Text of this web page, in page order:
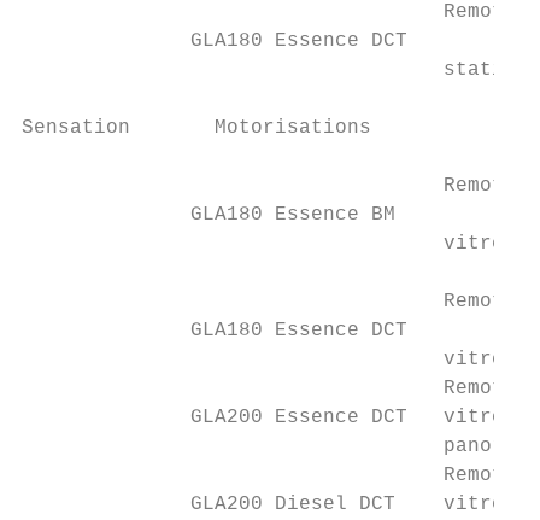
Remote
GLA180 Essence DCT
Sensation       Motorisations
Remote
GLA180 Essence BM
vitres
Remote
GLA180 Essence DCT
vitres
Remote
GLA200 Essence DCT   vitres
Remote
GLA200 Diesel DCT    vitres